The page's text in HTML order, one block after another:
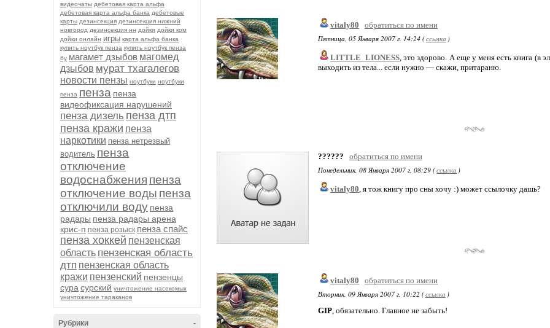
видеочаты дебетовая карта альфа
дебетовая карта альфа банка дебетовые
карты дезинсекция дезинсекция нижний
новгород дезинсекция нн дойки дойки ком
дойки онлайн игры карта альфа банка
купить ноутбук пенза купить ноутбук пенза
бу магамет дзыбов магомед
дзыбов мурат тхагалегов
новости пензы ноутбуки ноутбуки
пенза пенза пенза
видеофиксация нарушений
пенза дизель пенза дтп
пенза кражи пенза
наркотики пенза нетрезвый
водитель пенза
отключение
водоснабжения пенза
отключение воды пенза
отключили воду пенза
радары пенза радары арена
крис-п пенза розыск пенза спайс
пенза хоккей пензенская
область пензенская область
дтп пензенская область
кражи пензенский пензенцы
сура сурский уничтожение насекомых
уничтожение тараканов
-
Рубрики
vitaly80
обратиться по имени
Пятница, 05 Января 2007 г. 14:24 (ссылка )
LITTLE_LIONESS, это здорово. А еще у меня есть книга (в
выходить из тела... если нужно — скажи, притараню.
??????
обратиться по имени
Понедельник, 08 Января 2007 г. 08:29 (ссылка )
vitaly80, я тож книгу про сны хочу :) может ссылочку дашь?
vitaly80
обратиться по имени
Вторник, 09 Января 2007 г. 10:22 (ссылка )
GIP, обязательно. Главное не забыть!